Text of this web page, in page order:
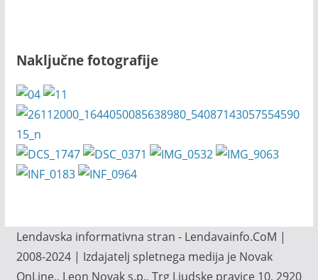
Naključne fotografije
Lendavska informativna stran - Lendavainfo.CoM |
2008-2024 | Izdajatelj spletnega medija je Novak
OnLine., Leon Novak s.p., Trg Ljudske pravice 10, 2920